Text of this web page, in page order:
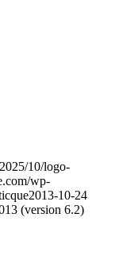
10/logo-
wp-
2013-10-24
(version 6.2)